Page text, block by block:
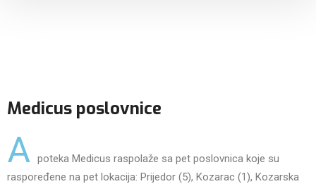
Medicus poslovnice
A poteka Medicus raspolaže sa pet poslovnica koje su
raspoređene na pet lokacija: Prijedor (5), Kozarac (1), Kozarska